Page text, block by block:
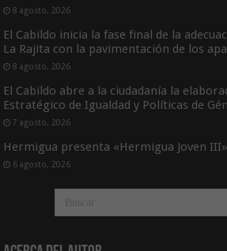
8 agosto, 2026
El Cabildo inicia la fase final de la
La Rajita con la pavimentación de los
8 agosto, 2026
El Cabildo abre a la ciudadanía la
Estratégico de Igualdad y Políticas de
7 agosto, 2026
Hermigua presenta «Hermigua Joven III»
6 agosto, 2026